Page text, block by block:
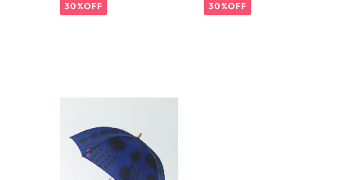
30%OFF 30%OFF